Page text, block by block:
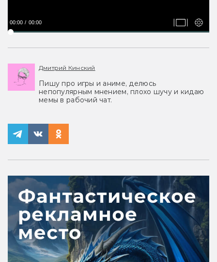
00:00 00:00
Дмитрий Кинский
Пишу про игры и аниме, делюсь
непопулярным мнением, плохо шучу и кидаю
мемы в рабочий чат.